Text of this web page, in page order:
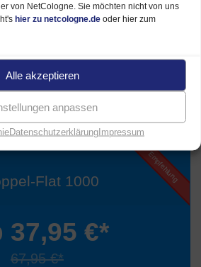
von NetCologne. Sie möchten nicht von uns
hier zu netcologne.de oder hier zum
Alle akzeptieren
anpassen
DatenschutzerklärungImpressum
€ Internet-Rabatt
Mehr Infos
Empfehlung
Flat 1000
37,95 €*
67,95 €*